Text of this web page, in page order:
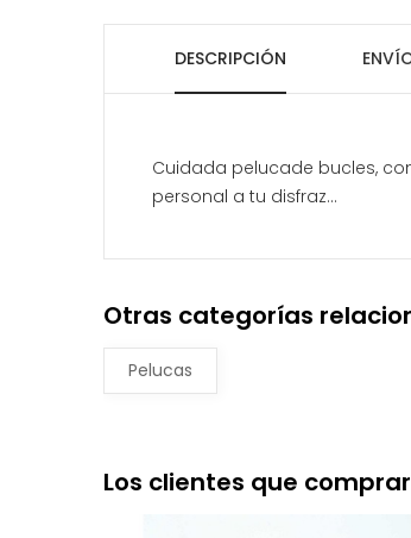
DESCRIPCIÓN
Cuidada pelucade bucles,
personal a tu disfraz...
Otras categorías
Pelucas
Los clientes que